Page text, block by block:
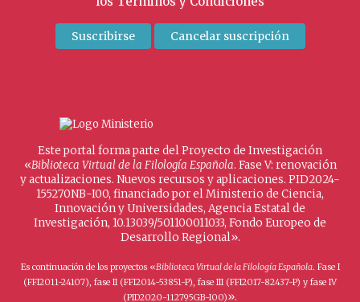
Este portal forma parte del Proyecto de Investigación
«Biblioteca Virtual de la Filología Española. Fase V: renovación
y actualizaciones. Nuevos recursos y aplicaciones. PID2024-
155270NB-I00, financiado por el Ministerio de Ciencia,
Innovación y Universidades, Agencia Estatal de
Investigación, 10.13039/501100011033, Fondo Europeo de
Desarrollo Regional».
Es continuación de los proyectos «Biblioteca Virtual de la Filología Española. Fase I
(FFI2011-24107), fase II (FFI2014-53851-P), fase III (FFI2017-82437-P) y fase IV
(PID2020-112795GB-I00)».